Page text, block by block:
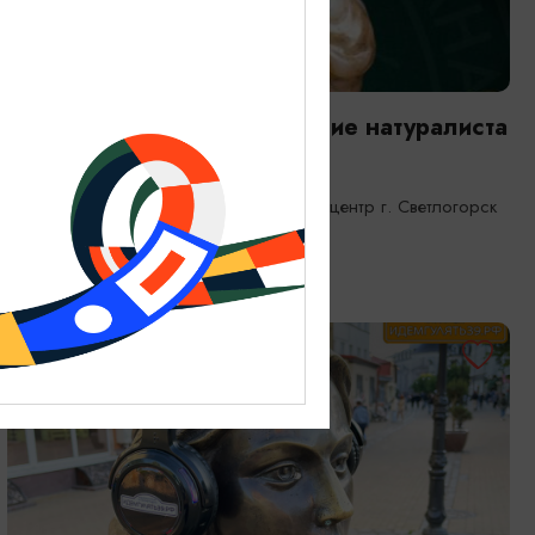
Янтарная каюта. Путешествие натуралиста
25.12.2025 - 31.12.2026
Светлогорск, Морской выставочный центр г. Светлогорск
ОТ 1200₽